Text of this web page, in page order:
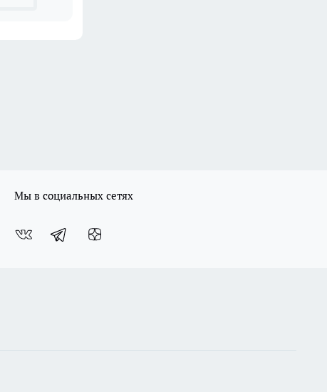
Мы в социальных сетях